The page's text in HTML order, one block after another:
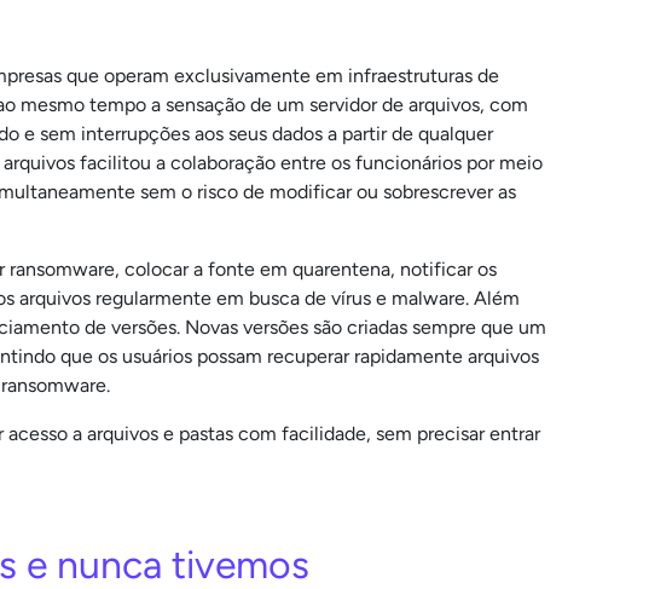
que operam exclusivamente em infraestruturas de
mesmo tempo a sensação de um servidor de arquivos, com
e sem interrupções aos seus dados a partir de qualquer
facilitou a colaboração entre os funcionários por meio
sem o risco de modificar ou sobrescrever as
colocar a fonte em quarentena, notificar os
arquivos regularmente em busca de vírus e malware. Além
de versões. Novas versões são criadas sempre que um
que os usuários possam recuperar rapidamente arquivos
a arquivos e pastas com facilidade, sem precisar entrar
e nunca tivemos